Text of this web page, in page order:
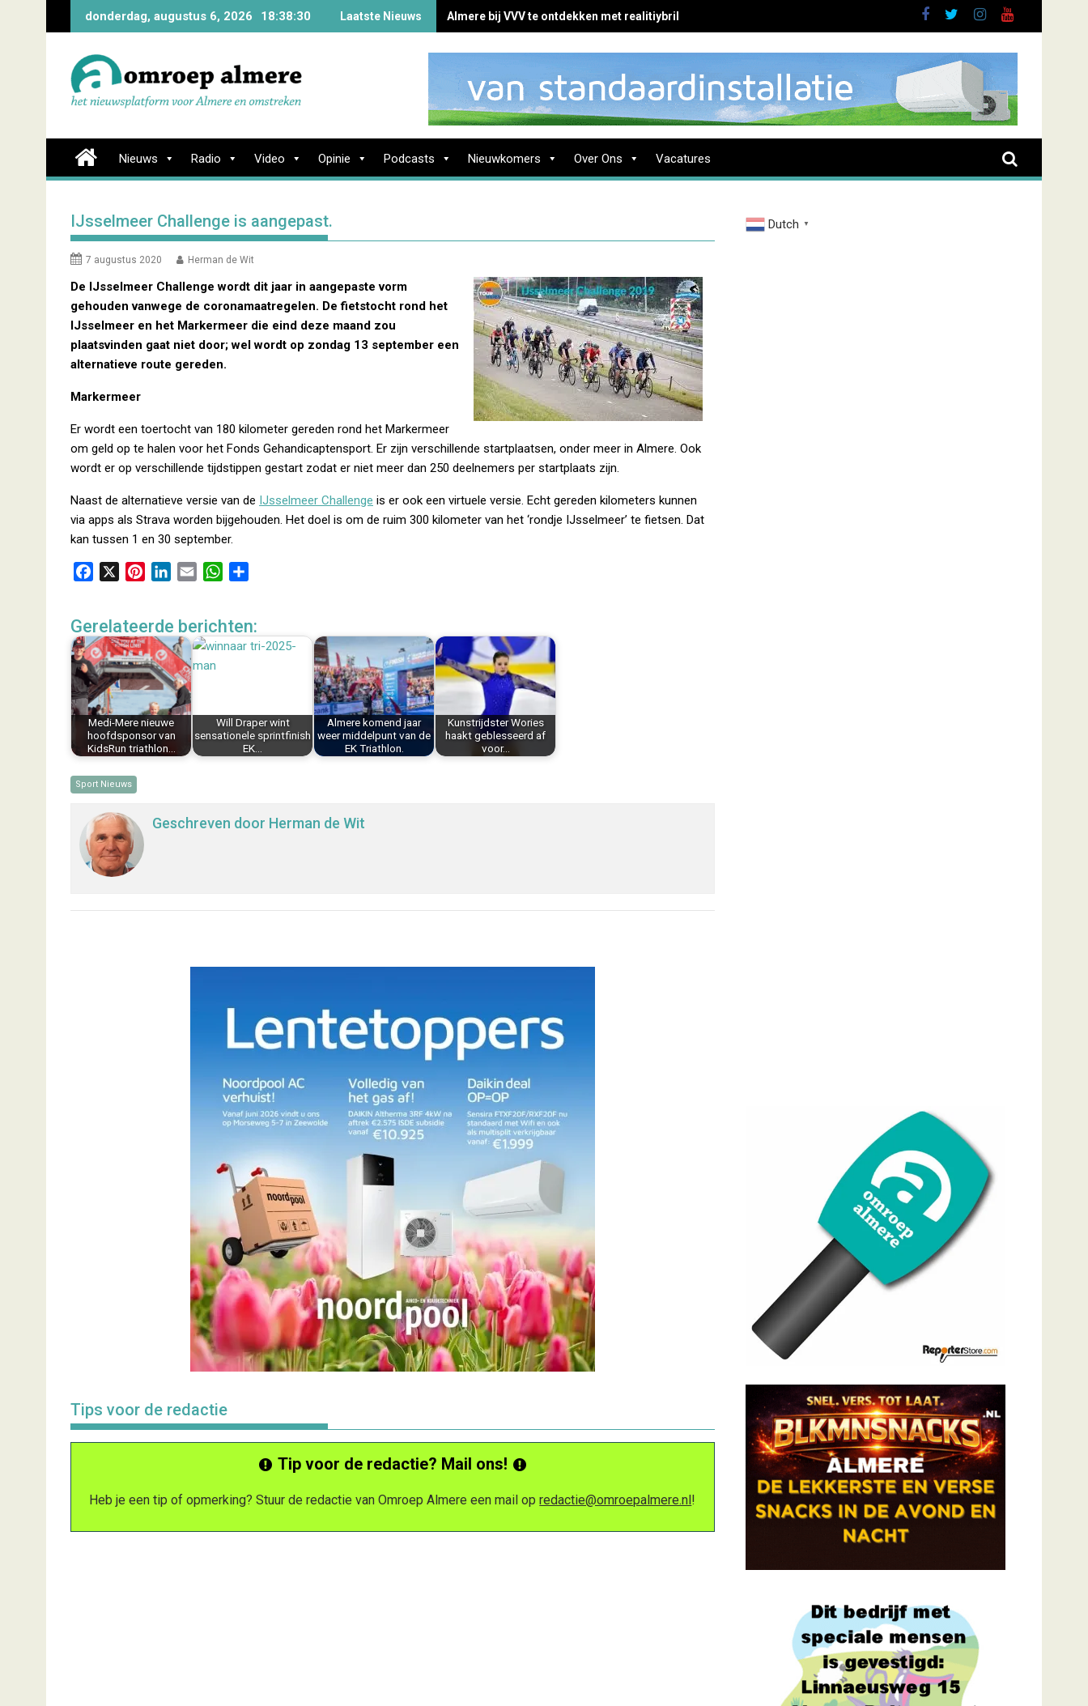
donderdag, augustus 6, 2026 18:38:31 Laatste Nieuws Almere bij VVV te ontdekken met realitiybril
Nieuws Radio Video Opinie Podcasts Nieuwkomers Over Ons Vacatures
IJsselmeer Challenge is aangepast.
7 augustus 2020 Herman de Wit
De IJsselmeer Challenge wordt dit jaar in aangepaste vorm
gehouden vanwege de coronamaatregelen. De fietstocht rond het
IJsselmeer en het Markermeer die eind deze maand zou
plaatsvinden gaat niet door; wel wordt op zondag 13 september een
alternatieve route gereden.
Markermeer
Er wordt een toertocht van 180 kilometer gereden rond het Markermeer
om geld op te halen voor het Fonds Gehandicaptensport. Er zijn verschillende startplaatsen, onder meer in Almere. Ook
wordt er op verschillende tijdstippen gestart zodat er niet meer dan 250 deelnemers per startplaats zijn.
Naast de alternatieve versie van de IJsselmeer Challenge is er ook een virtuele versie. Echt gereden kilometers kunnen
via apps als Strava worden bijgehouden. Het doel is om de ruim 300 kilometer van het ‘rondje IJsselmeer’ te fietsen. Dat
kan tussen 1 en 30 september.
e
b
o
o
k
t
e
r
e
s
t
k
e
d
I
n
i
l
W
t
s
e
n
Gerelateerde berichten:
Medi-Mere nieuwe
hoofdsponsor van
KidsRun triathlon…
Will Draper wint
sensationele sprintfinish
EK…
Almere komend jaar
weer middelpunt van de
EK Triathlon.
Kunstrijdster Wories
haakt geblesseerd af
voor…
Sport Nieuws
Geschreven door Herman de Wit
Tips voor de redactie
Tip voor de redactie? Mail ons!
Heb je een tip of opmerking? Stuur de redactie van Omroep Almere een mail opredactie@omroepalmere.nl!
Dutch ▼